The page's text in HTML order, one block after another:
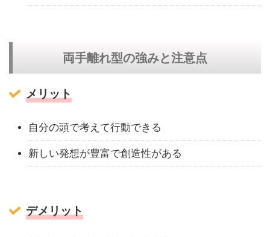
両手離れ型の強みと注意点
メリット
自分の頭で考えて行動できる
新しい発想が豊富で創造性がある
デメリット